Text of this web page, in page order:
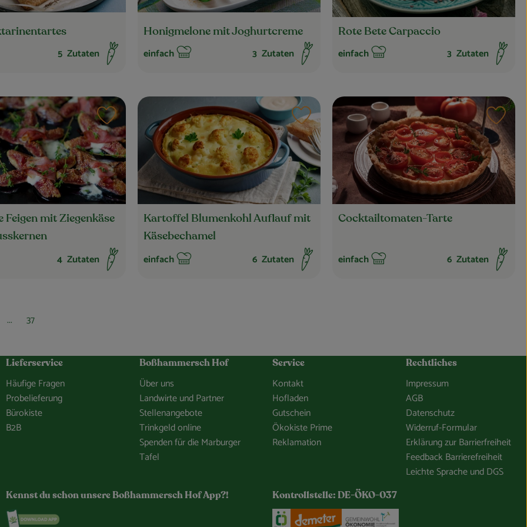
5 Zutaten
Honigmelone mit Joghurtcreme
Schwierigkeit:
einfach 3 Zutaten
Rote Bete Carpaccio
Schwierigkeit:
einfach 3 Zutaten
hinzufügen
Feigen mit Ziegenkäse
4 Zutaten
Rezept zu Favouriten hinzufügen
Kartoffel Blumenkohl Auflauf mit
Käsebechamel
Schwierigkeit:
einfach 6 Zutaten
Rezept zu Favouriten hinzufügen
Cocktailtomaten-Tarte
Schwierigkeit:
einfach 6 Zutaten
... 37
Lieferservice
Häufige Fragen
Probelieferung
Bürokiste
B2B
Boßhammersch Hof
Über uns
Landwirte und Partner
Stellenangebote
Trinkgeld online
Spenden für die Marburger
Tafel
Service
Kontakt
Hofladen
Gutschein
Ökokiste Prime
Reklamation
Rechtliches
Impressum
AGB
Datenschutz
Widerruf-Formular
Erklärung zur Barrierfreiheit
Feedback Barrierefreiheit
Leichte Sprache und DGS
Kennst du schon unsere Boßhammersch Hof App?!
Externer Link zu https://www.bosshammersch-hof.de/so-gehts/unsere-app.html
Kontrollstelle: DE-ÖKO-037
Externer Link zu https://www.oekokiste.de/
Externer Link zu https://www.demeter.de/